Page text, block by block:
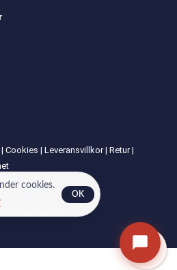
|Cookies |Leveransvillkor|Retur|
privatkunder.
01
AB.
cookies.
OK